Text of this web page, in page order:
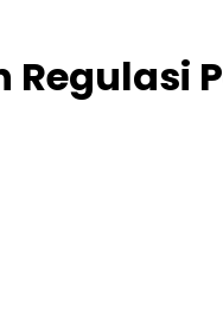
Regulasi